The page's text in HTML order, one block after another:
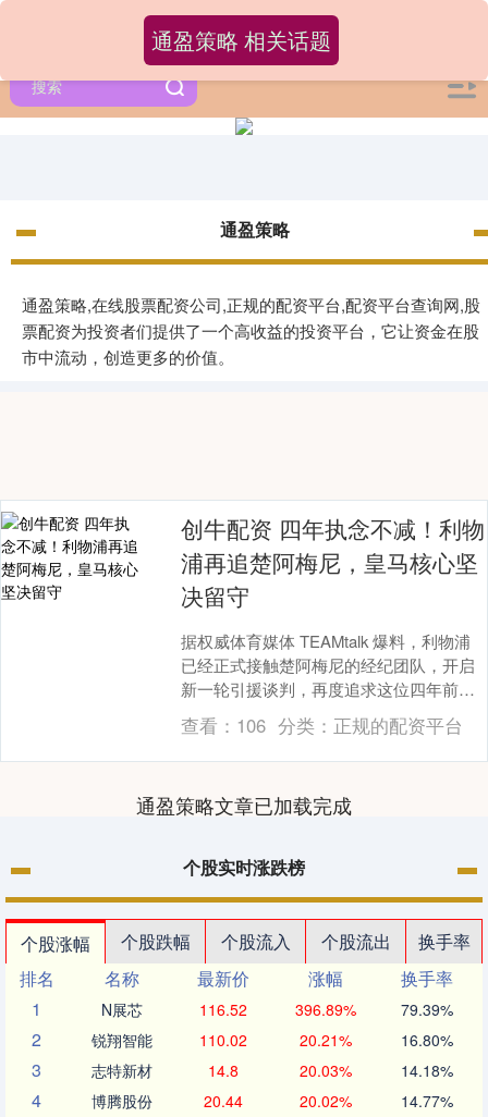
通盈策略
通盈策略,在线股票配资公司,正规的配资平台,配资平台查询网,股
票配资为投资者们提供了一个高收益的投资平台，它让资金在股
市中流动，创造更多的价值。
通盈策略 相关话题
创牛配资 四年执念不减！利物
浦再追楚阿梅尼，皇马核心坚
决留守
据权威体育媒体 TEAMtalk 爆料，利物浦
已经正式接触楚阿梅尼的经纪团队，开启
新一轮引援谈判，再度追求这位四年前遗
憾错失的皇马中场强援。早于 2022 年
转....
查看： 106 分类： 正规的配资平台
通盈策略文章已加载完成
个股实时涨跌榜
个股涨幅 个股跌幅 个股流入 个股流出
换手率
排名
名称 最新价 涨幅
换手率
1
N展芯 116.52 396.89% 79.39%
2 锐翔智能 110.02 20.21% 16.80%
3 志特新材 14.8 20.03% 14.18%
4 博腾股份 20.44 20.02% 14.77%